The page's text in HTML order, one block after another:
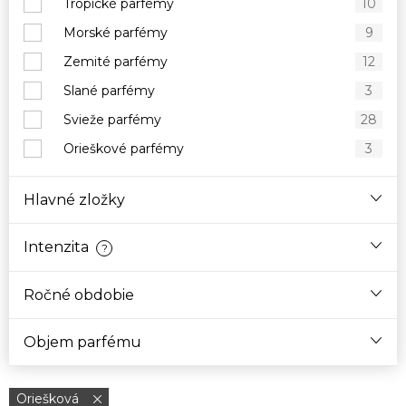
Tropické parfémy
10
Morské parfémy
9
Zemité parfémy
12
Slané parfémy
3
Svieže parfémy
28
Orieškové parfémy
3
Hlavné zložky
Intenzita ?
Ročné obdobie
Objem parfému
Oriešková